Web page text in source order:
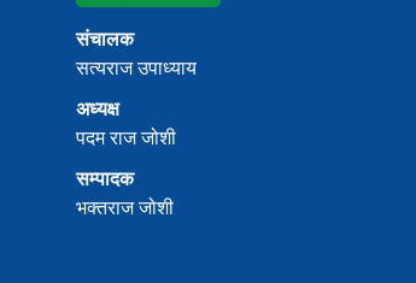
संचालक
सत्यराज उपाध्याय
अध्यक्ष
पदम राज जोशी
सम्पादक
भक्तराज जोशी